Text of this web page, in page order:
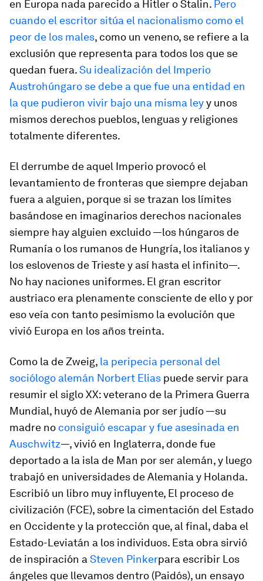
en Europa nada parecido a Hitler o Stalin. Pero
cuando el escritor sitúa el nacionalismo como el
peor de los males, como un veneno, se refiere a la
exclusión que representa para todos los que se
quedan fuera.Su idealización del Imperio
Austrohúngaro se debe a que fue una entidad en
la que pudieron vivir bajo una misma leyy unos
mismos derechos pueblos, lenguas y religiones
totalmente diferentes.
El derrumbe de aquel Imperio provocó el
levantamiento de fronteras que siempre dejaban
fuera a alguien, porque si se trazan los límites
basándose en imaginarios derechos nacionales
siempre hay alguien excluido —los húngaros de
Rumanía o los rumanos de Hungría, los italianos y
los eslovenos de Trieste y así hasta el infinito—.
No hay naciones uniformes. El gran escritor
austriaco era plenamente consciente de ello y por
eso veía con tanto pesimismo la evolución que
vivió Europa en los años treinta.
Como la de Zweig, la peripecia personal del
sociólogo alemán Norbert Elias puede servir para
resumir el siglo XX: veterano de la Primera Guerra
Mundial, huyó de Alemania por ser judío —su
madre no consiguió escapar y fue asesinada en
Auschwitz—, vivió en Inglaterra, donde fue
deportado a la isla de Man por ser alemán, y luego
trabajó en universidades de Alemania y Holanda.
Escribió un libro muy influyente, El proceso de
civilización (FCE), sobre la cimentación del Estado
en Occidente y la protección que, al final, daba el
Estado-Leviatán a los individuos. Esta obra sirvió
de inspiración a Steven Pinkerpara escribir Los
ángeles que llevamos dentro (Paidós), un ensayo